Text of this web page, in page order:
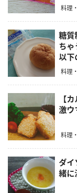
料理
糖質
ち
以下
料理
【
激
料理
ダ
緒に